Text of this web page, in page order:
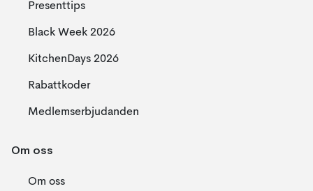
Presenttips
Black Week 2026
KitchenDays 2026
Rabattkoder
Medlemserbjudanden
Om oss
Om oss